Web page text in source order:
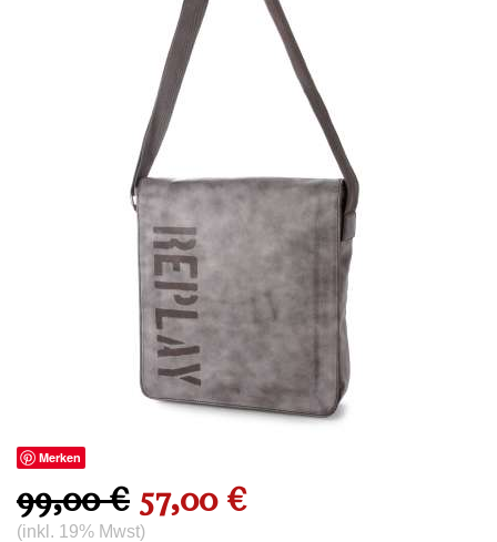
Merken
99,00 € 57,00 €
(inkl. 19% Mwst)